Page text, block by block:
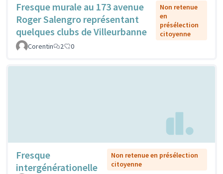
Fresque murale au 173 avenue
Roger Salengro représentant
quelques clubs de Villeurbanne
Non retenue
en
présélection
citoyenne
Corentin
2 0
Fresque
intergénérationelle
Non retenue en présélection
citoyenne